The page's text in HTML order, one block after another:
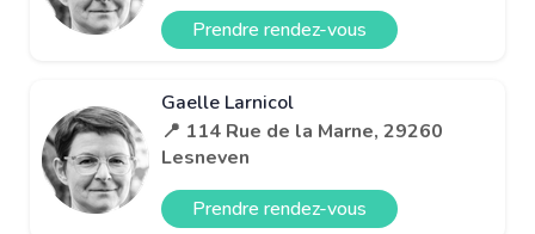
Prendre rendez-vous
Gaelle Larnicol
📍 114 Rue de la Marne, 29260
Lesneven
Prendre rendez-vous